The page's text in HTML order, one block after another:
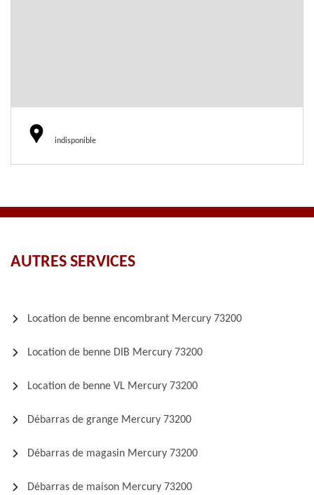
indisponible
AUTRES SERVICES
Location de benne encombrant Mercury 73200
Location de benne DIB Mercury 73200
Location de benne VL Mercury 73200
Débarras de grange Mercury 73200
Débarras de magasin Mercury 73200
Débarras de maison Mercury 73200